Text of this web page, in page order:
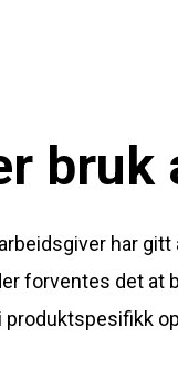
bruk
har
forventes det at
produktspesifikk